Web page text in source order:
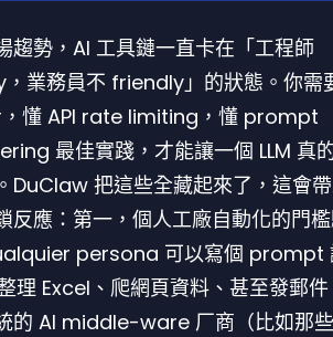
趨勢，AI 工具鏈一直卡在「工程師
業務員不 friendly」的狀態。你需
懂 API rate limiting，懂 prompt
最佳實踐，才能讓一個 LLM 真
DuClaw 把這些全藏起來了，這會
反應：第一，個人工廠自動化的門
persona 可以寫個 prompt
理 Excel、爬網頁資料、甚至發郵
的 AI middle-ware 厂商（比如那